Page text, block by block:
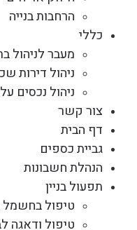
הרחבות בנייה
כללי
מעבר לניהול
ניהול דירות
ניהול נכסים
צור קשר
דף הבית
גביית כספים
הנהלת חשבונות
תפעול בניין
טיפול בחשמל
טיפול ודאגה